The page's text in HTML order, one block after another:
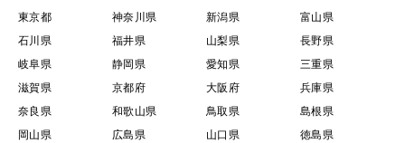
東京都
神奈川県 新潟県
富山県
石川県
福井県 山梨県
長野県
岐阜県
静岡県 愛知県
三重県
滋賀県
京都府 大阪府
兵庫県
奈良県
和歌山県 鳥取県
島根県
岡山県
広島県 山口県
徳島県